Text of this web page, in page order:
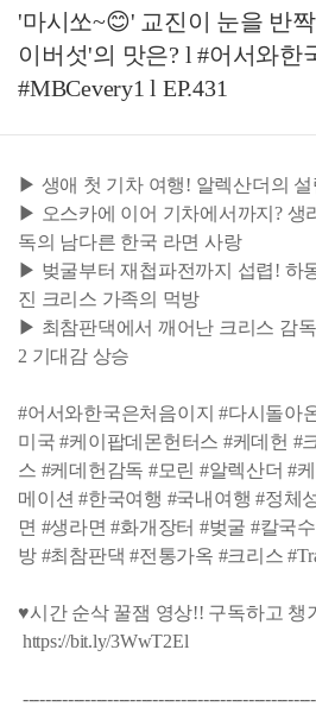
'마시쏘~😊' 교진이 눈을 반
이버섯'의 맛은? l #어서와한
#MBCevery1 l EP.431
▶ 생애 첫 기차 여행! 알렉산더의 설
▶ 오스카에 이어 기차에서까지? 생
독의 남다른 한국 라면 사랑
▶ 벚굴부터 재첩파전까지 섭렵! 하
진 크리스 가족의 먹방
▶ 최참판댁에서 깨어난 크리스 감
2 기대감 상승
#어서와한국은처음이지 #다시돌아
미국 #케이팝데몬헌터스 #케데헌 #
스 #케데헌감독 #모린 #알렉산더 #
메이션 #한국여행 #국내여행 #정체
면 #생라면 #화개장터 #벚굴 #칼국
방 #최참판댁 #전통가옥 #크리스
♥시간 순삭 꿀잼 영상!! 구독하고 챙
https://bit.ly/3WwT2El